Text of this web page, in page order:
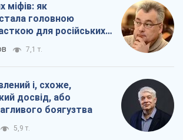
міфів: як
головною
для російських
7,1 т.
і, схоже,
досвід, або
боягузтва
5,9 т.